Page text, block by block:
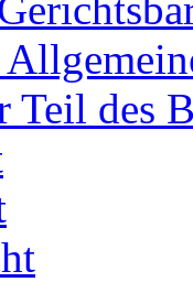
Teil des